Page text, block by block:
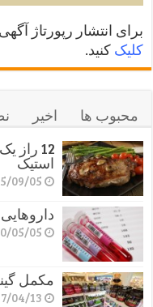
برای انتشار رپورتاژ
کلیک کنید.
محبوب ها اخیر
12
استیک
09/05
05/05
مکمل
04/13